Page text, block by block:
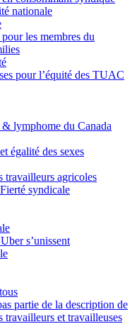
nationale
les membres du
pour l’équité des TUAC
& lymphome du Canada
égalité des sexes
agricoles
syndicale
s’unissent
partie de la description de
travailleurs et travailleuses